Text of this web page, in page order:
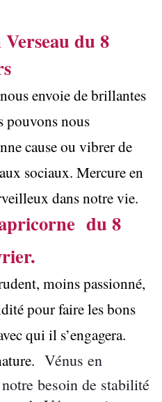
du 8
envoie de brillantes
pouvons nous
cause ou vibrer de
sociaux. Mercure en
dans notre vie.
du 8
moins passionné,
pour faire les bons
qui il s’engagera.
Vénus en
besoin de stabilité